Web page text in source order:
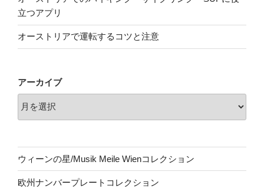
立つアプリ
オーストリアで運転するコツと注意
アーカイブ
ウィーンの星/Musik Meile Wienコレクション
欧州ナンバープレートコレクション